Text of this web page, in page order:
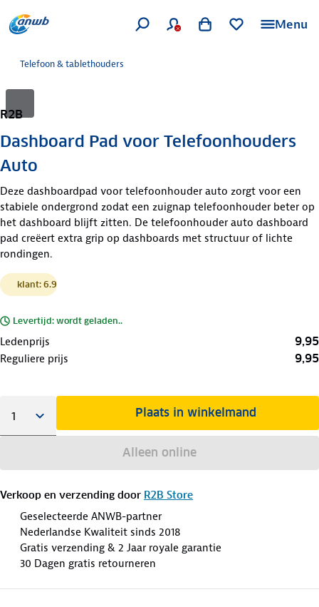
Menu
Telefoon & tablethouders
R2B
Dashboard Pad voor Telefoonhouders
Auto
Deze dashboardpad voor telefoonhouder auto zorgt voor een
stabiele ondergrond zodat een zuignap telefoonhouder beter op
het dashboard blijft zitten. De telefoonhouder auto dashboard
pad creëert extra grip op dashboards met structuur of lichte
rondingen.
klant: 6.9
Levertijd: wordt geladen..
Ledenprijs 9,95
Reguliere prijs 9,95
Plaats in winkelmand
Alleen online
Verkoop en verzending door R2B Store
Geselecteerde ANWB-partner
Nederlandse Kwaliteit sinds 2018
Gratis verzending & 2 Jaar royale garantie
30 Dagen gratis retourneren